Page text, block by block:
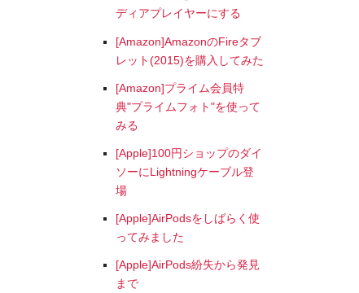
ディアプレイヤーにする
[Amazon]AmazonのFireタブ
レット(2015)を購入してみた
[Amazon]プライム会員特
典"プライムフォト"を使って
みる
[Apple]100円ショップのダイ
ソーにLightningケーブル登
場
[Apple]AirPodsをしばらく使
ってみました
[Apple]AirPods紛失から発見
まで